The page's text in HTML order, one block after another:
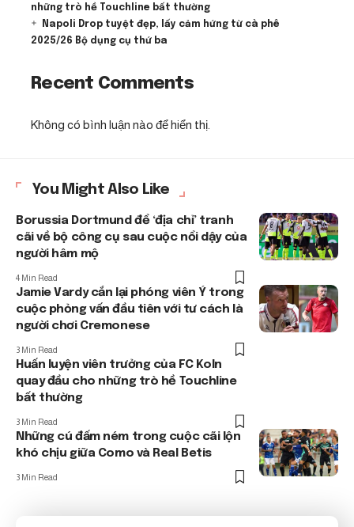
những trò hề Touchline bất thường
Napoli Drop tuyệt đẹp, lấy cảm hứng từ cà phê
2025/26 Bộ dụng cụ thứ ba
Recent Comments
Không có bình luận nào để hiển thị.
You Might Also Like
Borussia Dortmund để ‘địa chỉ’ tranh
cãi về bộ công cụ sau cuộc nổi dậy của
người hâm mộ
4 Min Read
Jamie Vardy cắn lại phóng viên Ý trong
cuộc phỏng vấn đầu tiên với tư cách là
người chơi Cremonese
3 Min Read
Huấn luyện viên trưởng của FC Koln
quay đầu cho những trò hề Touchline
bất thường
3 Min Read
Những cú đấm ném trong cuộc cãi lộn
khó chịu giữa Como và Real Betis
3 Min Read